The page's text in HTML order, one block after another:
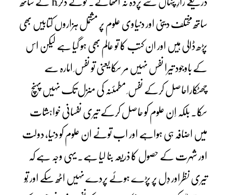
ساتھ مختلف دینی اور دنیاوی علوم پر مشتمل ہزاروں کتابیں بھی
پڑھ ڈالی ہیں اور ان کتب کا تو عالم بھی ہو گیا ہے لیکن اس
کے باوجود تیرا نفس نہیں مر سکا یعنی تو نفس ِ امارہ سے
چھٹکاراحاصل کرکے نفس ِ مطمئنہ کی منزل تک نہیں پہنچ
سکا۔ بلکہ اِن علوم کو حاصل کرکے تیری نفسانی خواہشات
میں اضافہ ہی ہواہے اور اب تونے ان علوم کو دنیا، دولت
اور شہرت کے حصول کا ذریعہ بنا لیا ہے۔ یہی وجہ ہے کہ
تیری نظراور دِل پر پڑے ہوئے پردے نہیں اٹھ سکے اور تُو